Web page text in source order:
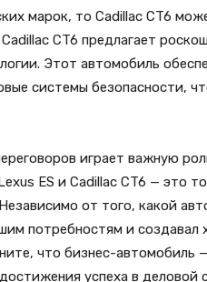
марок, то Cadillac CT6
CT6 предлагает
Этот автомобиль
системы безопасности,
играет важную
ES и Cadillac CT6 — это
от того, какой
потребностям и создавал
что бизнес-автомобиль
успеха в деловой